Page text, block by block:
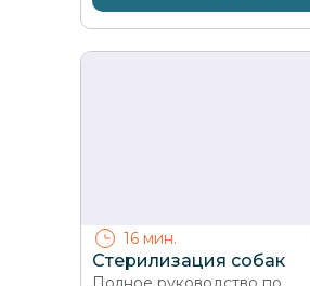
16 мин.
Стерилизация собак